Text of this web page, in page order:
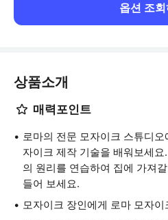
옵션 조회
상품소개
매력포인트
로마의 전문 모자이크 스튜디
자이크 제작 기술을 배워보세
의 원리를 연습하여 집에 가져
들어 보세요.
모자이크 장인에게 로마 모자이